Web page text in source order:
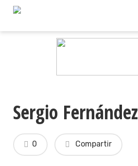
Skip
Sergio Fernández
Compartir
0